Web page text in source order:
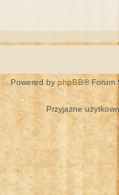
Powered by phpBB® Forum
Przyjazne